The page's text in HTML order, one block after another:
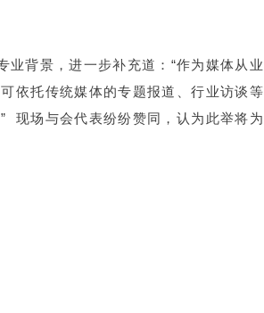
业背景，进一步补充道：“作为媒体从业
依托传统媒体的专题报道、行业访谈等
现场与会代表纷纷赞同，认为此举将为